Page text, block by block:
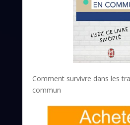
Comment survivre dans les
commun